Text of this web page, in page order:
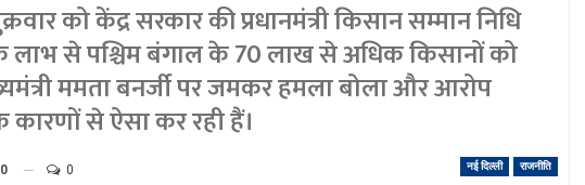
को केंद्र सरकार की प्रधानमंत्री किसान सम्मान निधि
लाभ से पश्चिम बंगाल के 70 लाख से अधिक किसानों को
ममता बनर्जी पर जमकर हमला बोला और आरोप
से ऐसा कर रही हैं।
नई दिल्ली राजनीति
0